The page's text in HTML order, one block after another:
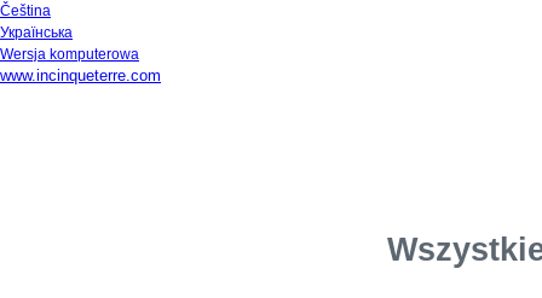
Čeština
Українська
Wersja komputerowa
www.incinqueterre.com